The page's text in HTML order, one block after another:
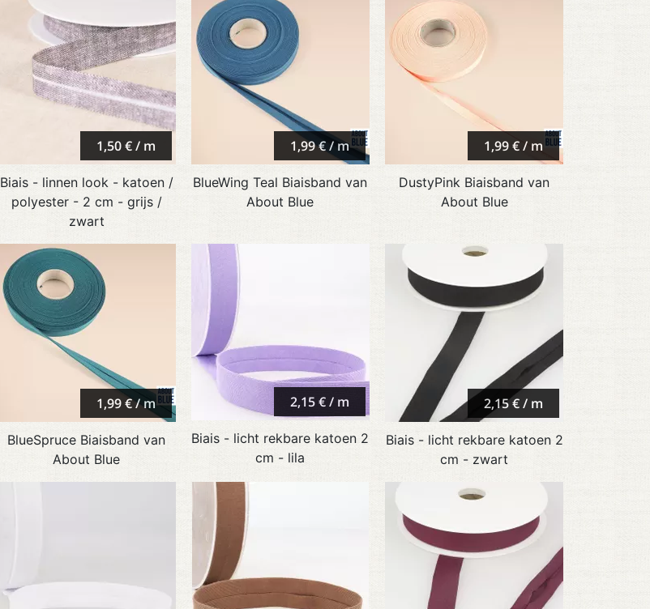
1,50 € / m
Biais - linnen look - katoen /
polyester - 2 cm - grijs /
zwart
1,99 € / m
BlueWing Teal Biaisband van
About Blue
1,99 € / m
DustyPink Biaisband van
About Blue
1,99 € / m
BlueSpruce Biaisband van
About Blue
2,15 € / m
Biais - licht rekbare katoen 2
cm - lila
2,15 € / m
Biais - licht rekbare katoen 2
cm - zwart